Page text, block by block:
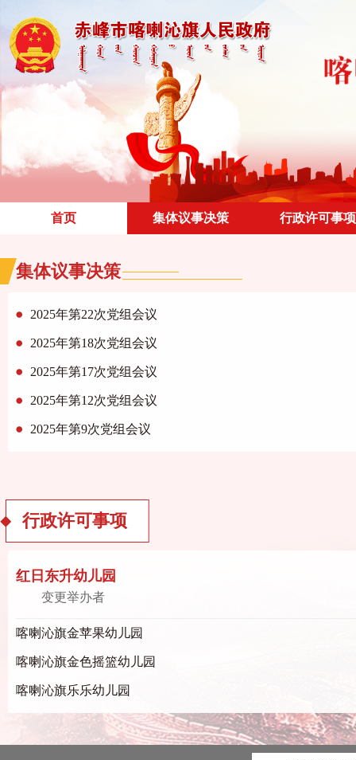
首页 集体议事决策 行政许可事项
集体议事决策
2025年第22次党组会议
2025年第18次党组会议
2025年第17次党组会议
2025年第12次党组会议
2025年第9次党组会议
行政许可事项
红日东升幼儿园
变更举办者
喀喇沁旗金苹果幼儿园
喀喇沁旗金色摇篮幼儿园
喀喇沁旗乐乐幼儿园